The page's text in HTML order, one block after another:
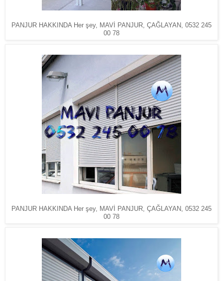
PANJUR HAKKINDA Her şey, MAVİ PANJUR, ÇAĞLAYAN, 0532 245
00 78
PANJUR HAKKINDA Her şey, MAVİ PANJUR, ÇAĞLAYAN, 0532 245
00 78